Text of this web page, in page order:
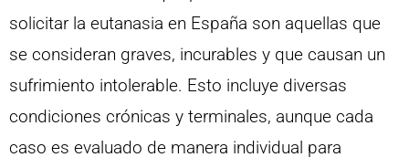
solicitar la eutanasia en España son aquellas que
se consideran graves, incurables y que causan un
sufrimiento intolerable. Esto incluye diversas
condiciones crónicas y terminales, aunque cada
caso es evaluado de manera individual para